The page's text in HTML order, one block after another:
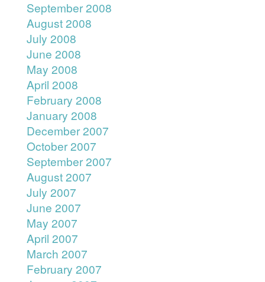
September 2008
August 2008
July 2008
June 2008
May 2008
April 2008
February 2008
January 2008
December 2007
October 2007
September 2007
August 2007
July 2007
June 2007
May 2007
April 2007
March 2007
February 2007